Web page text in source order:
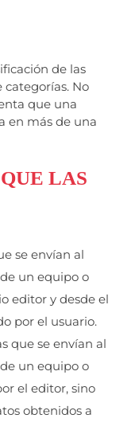
de las
categorías. No
que una
en más de una
LAS
se envían al
un equipo o
editor y desde el
por el usuario.
que se envían al
un equipo o
el editor, sino
obtenidos a